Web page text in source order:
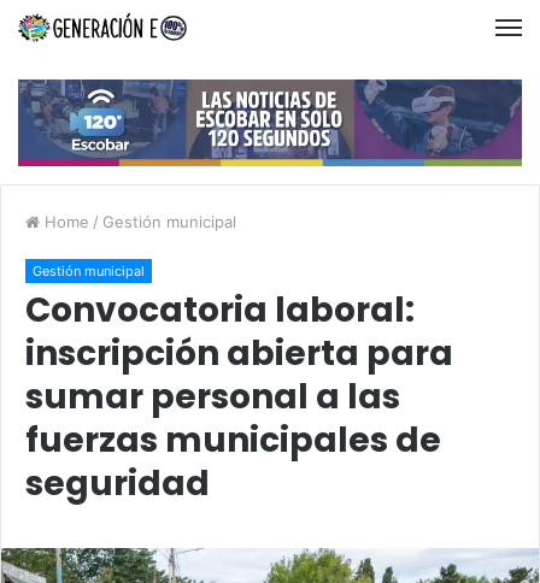
Home / Gestión municipal
Gestión municipal
Convocatoria laboral:
inscripción abierta para
sumar personal a las
fuerzas municipales de
seguridad